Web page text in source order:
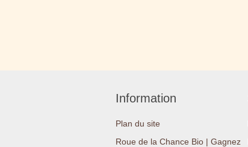
Information
Plan du site
Roue de la Chance Bio | Gagnez